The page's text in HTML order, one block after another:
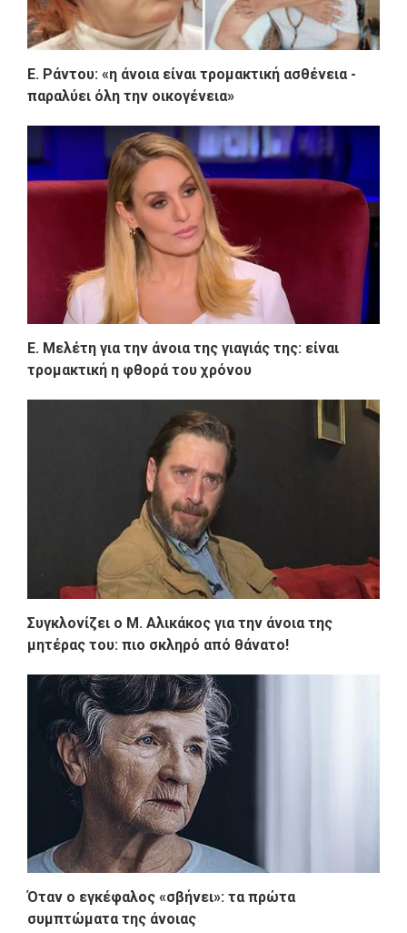
Ε. Ράντου: «η άνοια είναι τρομακτική ασθένεια -
παραλύει όλη την οικογένεια»
Ε. Μελέτη για την άνοια της γιαγιάς της: είναι
τρομακτική η φθορά του χρόνου
Συγκλονίζει ο Μ. Αλικάκος για την άνοια της
μητέρας του: πιο σκληρό από θάνατο!
Όταν ο εγκέφαλος «σβήνει»: τα πρώτα
συμπτώματα της άνοιας